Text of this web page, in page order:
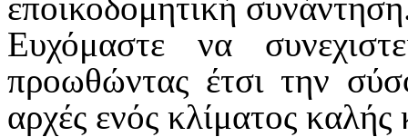
Ευχόμαστε να
προωθώντας έτσι την
αρχές ενός κλίματος